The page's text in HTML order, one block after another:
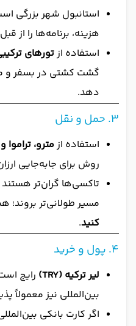
استانبول شهر بزرگی
هزینه، برنامه‌ها را از
استفاده ازتورهای
گشت کشتی در بسفر و
دهد.
۳. حمل و نقل
استفاده ازمترو،
روش برای جابه‌جایی
تاکسی‌ها گران‌تر
مسیر طولانی‌تر بروند؛
کنید.
۴. پول و خرید
لیر ترکیه (TRY)
رایج
بین‌المللی نیز معمولاً
اگر کارت بانکی